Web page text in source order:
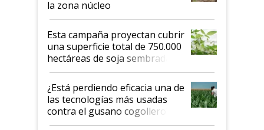
la zona núcleo
Esta campaña proyectan cubrir
una superficie total de 750.000
hectáreas de soja sembradas
con una nueva generación de
variedades que marcan un
salto tecnológico en genética y
rendimiento
¿Está perdiendo eficacia una de
las tecnologías más usadas
contra el gusano cogollero? El
desafío de una tecnología clave